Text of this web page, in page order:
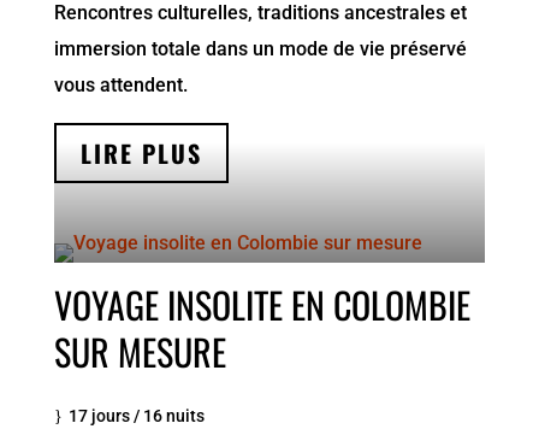
Rencontres culturelles, traditions ancestrales et
immersion totale dans un mode de vie préservé
vous attendent.
LIRE PLUS
VOYAGE INSOLITE EN COLOMBIE
SUR MESURE
17 jours / 16 nuits